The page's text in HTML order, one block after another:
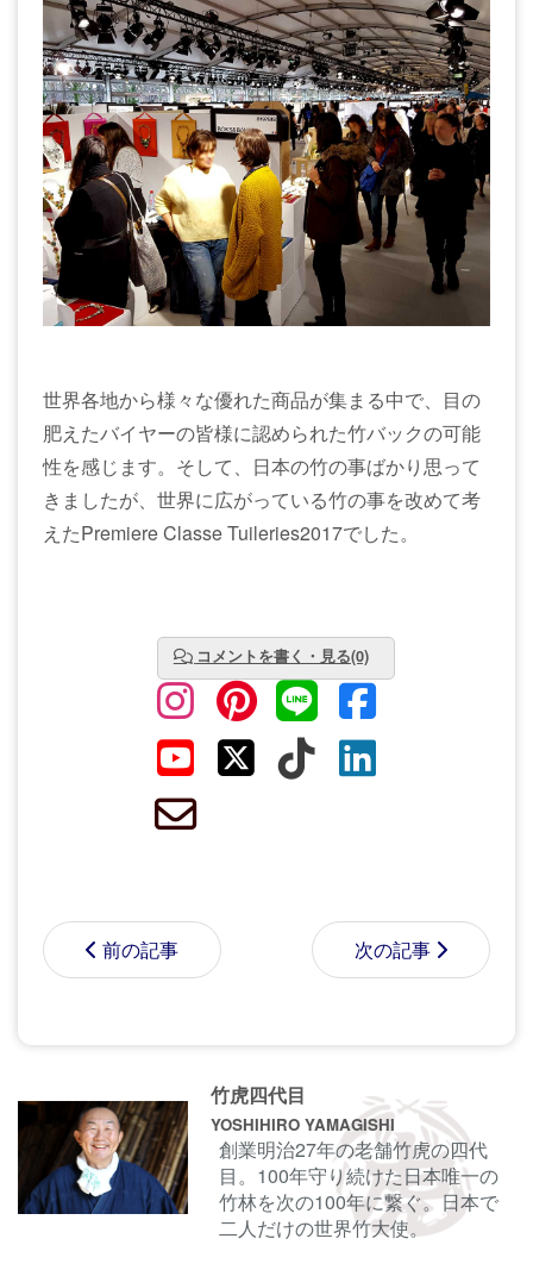
世界各地から様々な優れた商品が集まる中で、目の
肥えたバイヤーの皆様に認められた竹バックの可能
性を感じます。そして、日本の竹の事ばかり思って
きましたが、世界に広がっている竹の事を改めて考
えたPremiere Classe Tuileries2017でした。
コメントを書く・見る(0)
前の記事 次の記事
コメントする前にサインイン
ます。
名前
竹虎四代目
YOSHIHIRO YAMAGISHI
創業明治27年の老舗竹虎の四代
目。100年守り続けた日本唯一の
竹林を次の100年に繋ぐ。日本で
二人だけの世界竹大使。